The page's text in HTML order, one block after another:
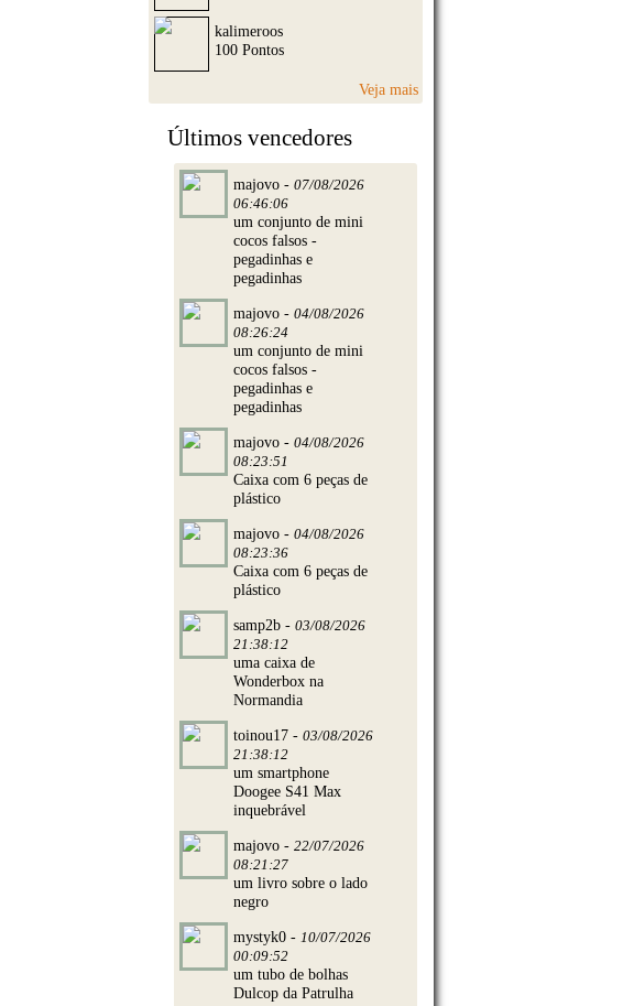
kalimeroos
100 Pontos
Veja mais
Últimos vencedores
majovo - 07/08/2026
06:46:06
um conjunto de mini
cocos falsos -
pegadinhas e
pegadinhas
majovo - 04/08/2026
08:26:24
um conjunto de mini
cocos falsos -
pegadinhas e
pegadinhas
majovo - 04/08/2026
08:23:51
Caixa com 6 peças de
plástico
majovo - 04/08/2026
08:23:36
Caixa com 6 peças de
plástico
samp2b - 03/08/2026
21:38:12
uma caixa de
Wonderbox na
Normandia
toinou17 - 03/08/2026
21:38:12
um smartphone
Doogee S41 Max
inquebrável
majovo - 22/07/2026
08:21:27
um livro sobre o lado
negro
mystyk0 - 10/07/2026
00:09:52
um tubo de bolhas
Dulcop da Patrulha